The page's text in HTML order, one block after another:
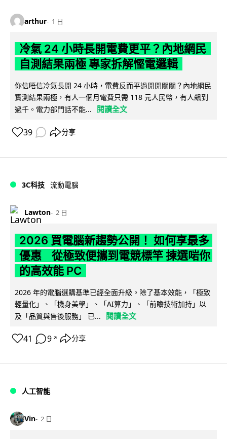
arthur 1 日
冷氣 24 小時長開電費更平？內地網民
自測結果兩極 專家拆解慳電邏輯
你信唔信冷氣長開 24 小時，電費反而平過開開關關？內地網民
實測結果兩極，有人一個月電費只需 118 元人民幣，有人飆到
過千。電力部門話不能...
閱讀全文
39 分享
3C科技 流動電腦
Lawton 2 日
2026 買電腦新趨勢公開！ 如何享最多
優惠 從極致便攜到電競標竿 揀選啱你
的高效能 PC
2026 年的電腦選購基準已經全面升級。除了基本效能，「極致
輕量化」、「機身美學」、「AI算力」、「前瞻技術加持」以
及「品質與售後服務」 已...
閱讀全文
41 9 ↗ 分享
人工智能
Vin 2 日